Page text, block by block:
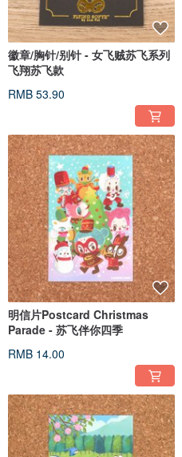
徽章/胸针/别针 - 女飞贼苏飞系列
飞翔苏飞款
RMB 53.90
明信片Postcard Christmas
Parade - 苏飞伴你四季
RMB 14.00